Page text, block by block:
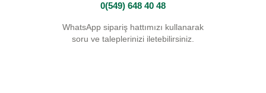
0(549) 648 40 48
WhatsApp sipariş hattımızı kullanarak
soru ve taleplerinizi iletebilirsiniz.